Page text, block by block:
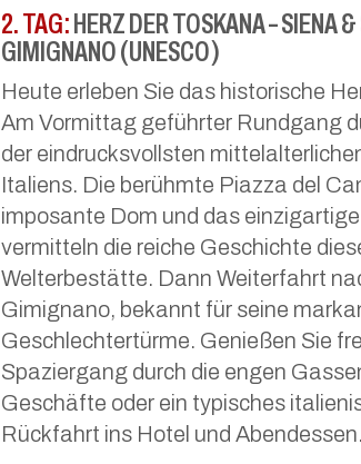
2. TAG:HERZ DER TOSKANA – SIENA
GIMIGNANO (UNESCO)
Heute erleben Sie das historische
Am Vormittag geführter Rundgang
der eindrucksvollsten
Italiens. Die berühmte Piazza del
imposante Dom und das
vermitteln die reiche Geschichte
Welterbestätte. Dann Weiterfahrt
Gimignano, bekannt für seine
Geschlechtertürme. Genießen Sie
Spaziergang durch die engen
Geschäfte oder ein typisches
Rückfahrt ins Hotel und Abendessen.